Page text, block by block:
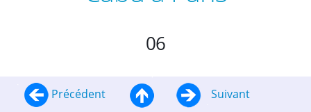
06
Précédent Suivant